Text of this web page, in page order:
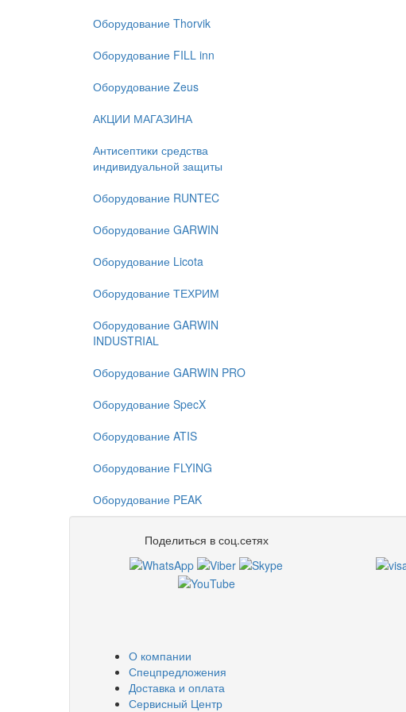
Оборудование Thorvik
Оборудование FILL inn
Оборудование Zeus
АКЦИИ МАГАЗИНА
Антисептики средства
индивидуальной защиты
Оборудование RUNTEC
Оборудование GARWIN
Оборудование Licota
Оборудование ТЕХРИМ
Оборудование GARWIN
INDUSTRIAL
Оборудование GARWIN PRO
Оборудование SpecX
Оборудование ATIS
Оборудование FLYING
Оборудование PEAK
Поделиться в соц.сетях
О компании
Спецпредложения
Доставка и оплата
Сервисный Центр